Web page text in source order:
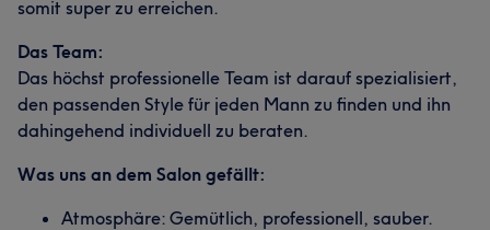
somit super zu erreichen.
Das Team:
Das höchst professionelle Team ist darauf spezialisiert,
den passenden Style für jeden Mann zu finden und ihn
dahingehend individuell zu beraten.
Was uns an dem Salon gefällt:
Atmosphäre: Gemütlich, professionell, sauber.